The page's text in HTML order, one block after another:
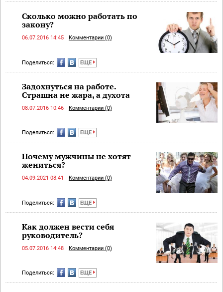
Сколько можно работать по
закону?
06.07.2016 14:45 Комментарии (0)
Поделиться: ЕЩЕ
Задохнуться на работе.
Страшна не жара, а духота
08.07.2016 10:46 Комментарии (0)
Поделиться: ЕЩЕ
Почему мужчины не хотят
жениться?
04.09.2021 08:41 Комментарии (0)
Поделиться: ЕЩЕ
Как должен вести себя
руководитель?
05.07.2016 14:48 Комментарии (0)
Поделиться: ЕЩЕ